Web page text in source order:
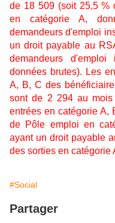
de 18 509 (soit 25,5 %
en catégorie A,
demandeurs d'emploi
un droit payable au
demandeurs
données brutes). Les
A, B, C des
sont de 2 294 au
entrées en catégorie A,
de Pôle emploi en
ayant un droit payable
des sorties en catégorie
#Social
Partager